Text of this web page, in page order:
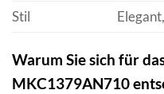
Stil
Warum Sie sich für
MKC1379AN710